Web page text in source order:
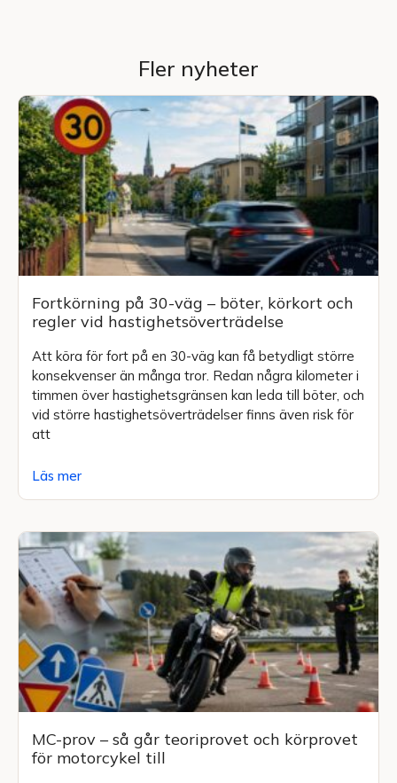
Fler nyheter
Fortkörning på 30-väg – böter, körkort och
regler vid hastighetsöverträdelse
Att köra för fort på en 30-väg kan få betydligt större
konsekvenser än många tror. Redan några kilometer i
timmen över hastighetsgränsen kan leda till böter, och
vid större hastighetsöverträdelser finns även risk för
att
Läs mer
MC-prov – så går teoriprovet och körprovet
för motorcykel till